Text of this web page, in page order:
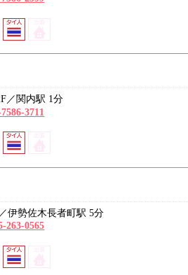
／関内駅 1分
3711
／伊勢佐木長者町駅 5分
263-0565